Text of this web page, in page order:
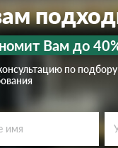
Вам до
по